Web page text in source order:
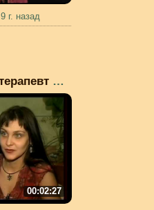
9 г. назад
врач-психотерапевт Ирин...
00:02:27